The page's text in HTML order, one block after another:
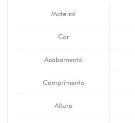
Material
Cor
Acabamento
Comprimento
Altura